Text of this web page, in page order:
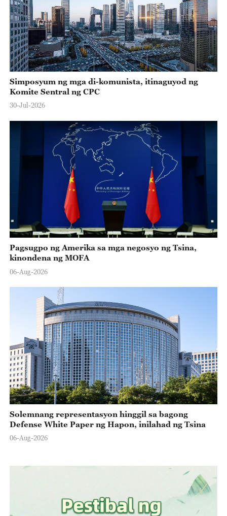
Simposyum ng mga di-komunista, itinaguyod ng
Komite Sentral ng CPC
30-Jul-2026
Pagsugpo ng Amerika sa mga negosyo ng Tsina,
kinondena ng MOFA
06-Aug-2026
Solemnang representasyon hinggil sa bagong
Defense White Paper ng Hapon, inilahad ng Tsina
06-Aug-2026